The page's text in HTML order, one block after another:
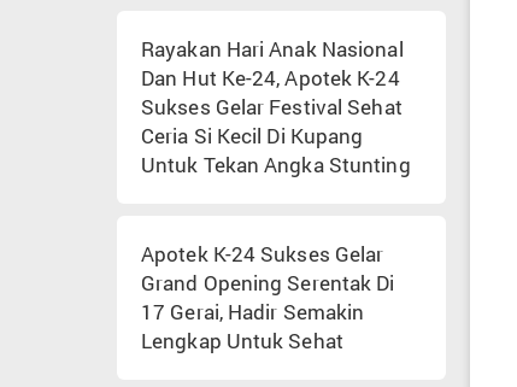
Rayakan Hari Anak Nasional
Dan Hut Ke-24, Apotek K-24
Sukses Gelar Festival Sehat
Ceria Si Kecil Di Kupang
Untuk Tekan Angka Stunting
Apotek K-24 Sukses Gelar
Grand Opening Serentak Di
17 Gerai, Hadir Semakin
Lengkap Untuk Sehat